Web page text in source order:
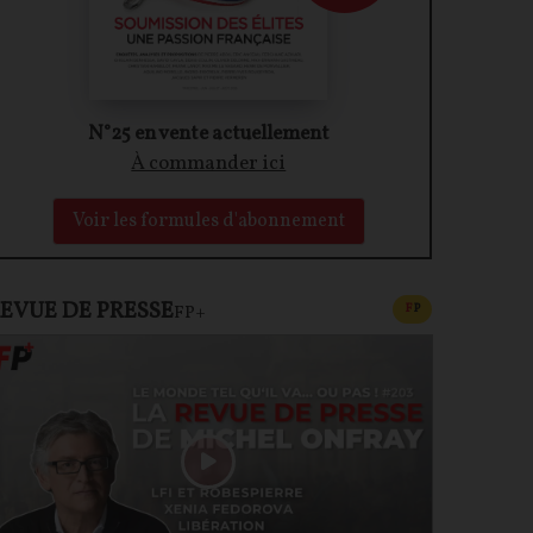
N°25 en vente actuellement
À commander ici
Voir les formules d'abonnement
DE PRESSEFP+ FPCONTENU